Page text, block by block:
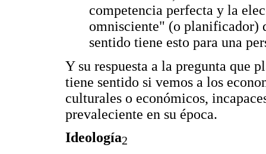
competencia perfecta y la
omnisciente" (o planificador)
sentido tiene esto para una
Y su respuesta a la pregunta que
tiene sentido si vemos a los
culturales o económicos,
prevaleciente en su época.
Ideología2